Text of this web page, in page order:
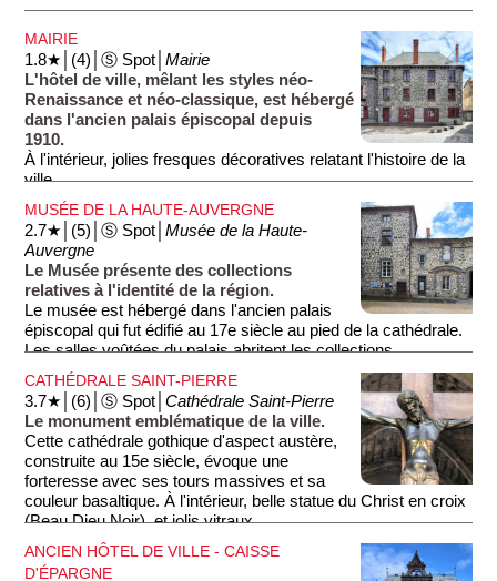
MAIRIE
1.8★│(4)│Ⓢ Spot│Mairie
L'hôtel de ville, mêlant les styles néo-
Renaissance et néo-classique, est hébergé
dans l'ancien palais épiscopal depuis
1910.
À l'intérieur, jolies fresques décoratives relatant l'histoire de la
ville.
MUSÉE DE LA HAUTE-AUVERGNE
2.7★│(5)│Ⓢ Spot│Musée de la Haute-
Auvergne
Le Musée présente des collections
relatives à l'identité de la région.
Le musée est hébergé dans l'ancien palais
épiscopal qui fut édifié au 17e siècle au pied de la cathédrale.
Les salles voûtées du palais abritent les collections
archéologiques, la chapelle abrite la statuaire religieuse, la
salle capitulaire abrite le trésor de la cathédrale, et les anciens
appartements abritent une riche collection de mobilier
domestique.
CATHÉDRALE SAINT-PIERRE
3.7★│(6)│Ⓢ Spot│Cathédrale Saint-Pierre
Le monument emblématique de la ville.
Cette cathédrale gothique d'aspect austère,
construite au 15e siècle, évoque une
forteresse avec ses tours massives et sa
couleur basaltique. À l'intérieur, belle statue du Christ en croix
(Beau Dieu Noir), et jolis vitraux.
ANCIEN HÔTEL DE VILLE - CAISSE
D'ÉPARGNE